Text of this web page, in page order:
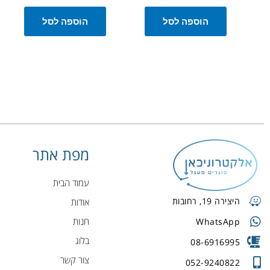
הוספה לסל הוספה לסל
היצירה 19, רחובות
WhatsApp
08-6916995
052-9240822
מפת אתר
עמוד הבית
אודות
חנות
בלוג
צור קשר